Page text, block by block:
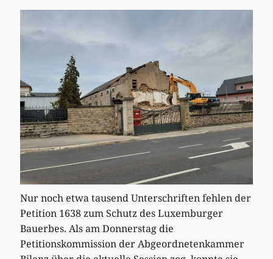
Nur noch etwa tausend Unterschriften fehlen der
Petition 1638 zum Schutz des Luxemburger
Bauerbes. Als am Donnerstag die
Petitionskommission der Abgeordnetenkammer